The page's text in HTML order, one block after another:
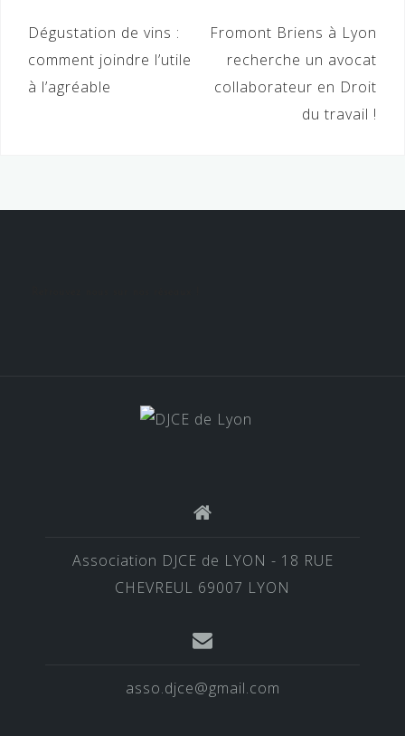
Navigation
de
l’article
Dégustation de vins :
comment joindre l’utile
à l’agréable
Fromont Briens à Lyon
recherche un avocat
collaborateur en Droit
du travail !
Association DJCE de LYON - 18 RUE
CHEVREUL 69007 LYON
asso.djce@gmail.com